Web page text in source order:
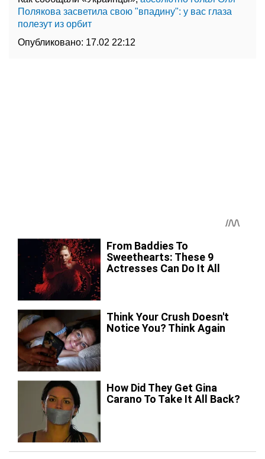
Полякова засветила свою "впадину": у вас глаза
полезут из орбит
Опубликовано: 17.02 22:12